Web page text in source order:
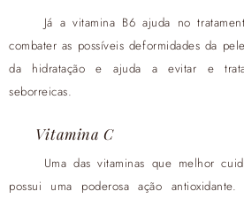
Já a vitamina B6 ajuda no
combater as possíveis deformidades da
da hidratação e ajuda a evitar e
seborreicas.
Vitamina C
Uma das vitaminas que melhor
possui uma poderosa ação